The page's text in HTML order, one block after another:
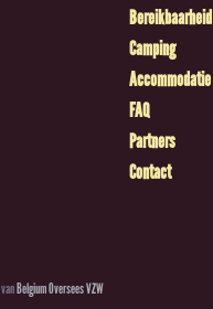
Bereikbaarheid
Camping
Accommodatie
FAQ
Partners
Contact
Belgium Oversees VZW